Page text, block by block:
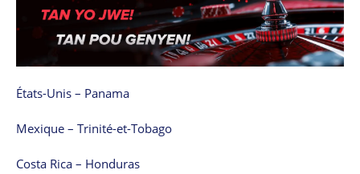
États-Unis – Panama
Mexique – Trinité-et-Tobago
Costa Rica – Honduras